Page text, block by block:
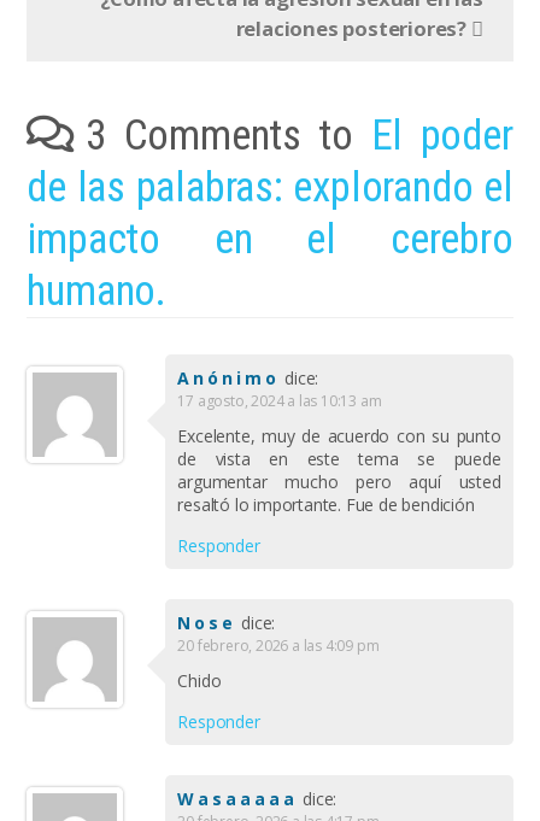
relaciones posteriores?
3 Comments to El poder
de las palabras: explorando el
impacto en el cerebro
humano.
Anónimo dice:
17 agosto, 2024 a las 10:13 am
Excelente, muy de acuerdo con su punto
de vista en este tema se puede
argumentar mucho pero aquí usted
resaltó lo importante. Fue de bendición
Responder
Nose dice:
20 febrero, 2026 a las 4:09 pm
Chido
Responder
Wasaaaaa dice: